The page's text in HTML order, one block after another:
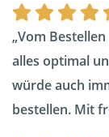
Vom
alles optimal
würde auch
bestellen. Mit